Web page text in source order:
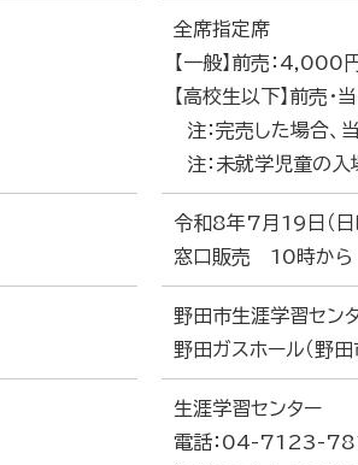
全席指定席
【一般】前売：
【高校生以下】前売
注：完売した場合、
注：未就学児童の入
令和8年7月19日（日
窓口販売 10時から
野田市生涯学習セ
野田ガスホール（
生涯学習センター
電話：04-7123-